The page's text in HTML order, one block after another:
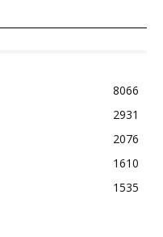
8066
2931
2076
1610
1535